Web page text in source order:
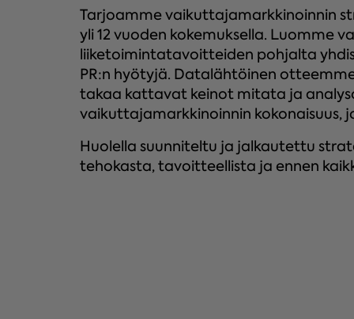
Tarjoamme vaikuttajamarkkinoinnin
yli 12 vuoden kokemuksella. Luomme
liiketoimintatavoitteiden pohjalta
PR:n hyötyjä. Datalähtöinen
takaa kattavat keinot mitata ja
vaikuttajamarkkinoinnin kokonaisuus,
Huolella suunniteltu ja jalkautettu
tehokasta, tavoitteellista ja ennen